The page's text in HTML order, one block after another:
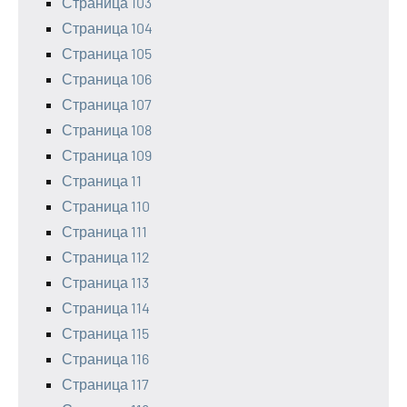
Страница 104
Страница 105
Страница 106
Страница 107
Страница 108
Страница 109
Страница 11
Страница 110
Страница 111
Страница 112
Страница 113
Страница 114
Страница 115
Страница 116
Страница 117